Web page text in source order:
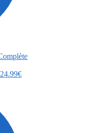
24.99€